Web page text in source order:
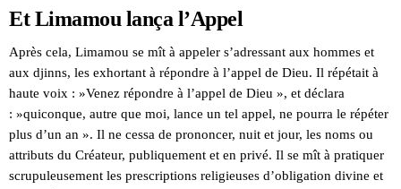
Et Limamou lança l’Appel
Après cela, Limamou se mît à appeler s’adressant aux hommes et
aux djinns, les exhortant à répondre à l’appel de Dieu. Il répétait à
haute voix : »Venez répondre à l’appel de Dieu », et déclara
: »quiconque, autre que moi, lance un tel appel, ne pourra le répéter
plus d’un an ». Il ne cessa de prononcer, nuit et jour, les noms ou
attributs du Créateur, publiquement et en privé. Il se mît à pratiquer
scrupuleusement les prescriptions religieuses d’obligation divine et